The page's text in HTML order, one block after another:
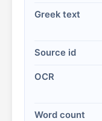
Greek text
Source id
OCR
Word count